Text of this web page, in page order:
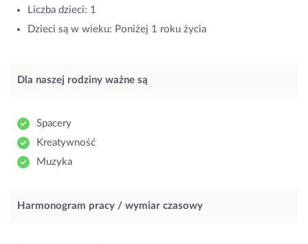
Liczba dzieci: 1
Dzieci są w wieku: Poniżej 1 roku życia
Dla naszej rodziny ważne są
Spacery
Kreatywność
Muzyka
Harmonogram pracy / wymiar czasowy